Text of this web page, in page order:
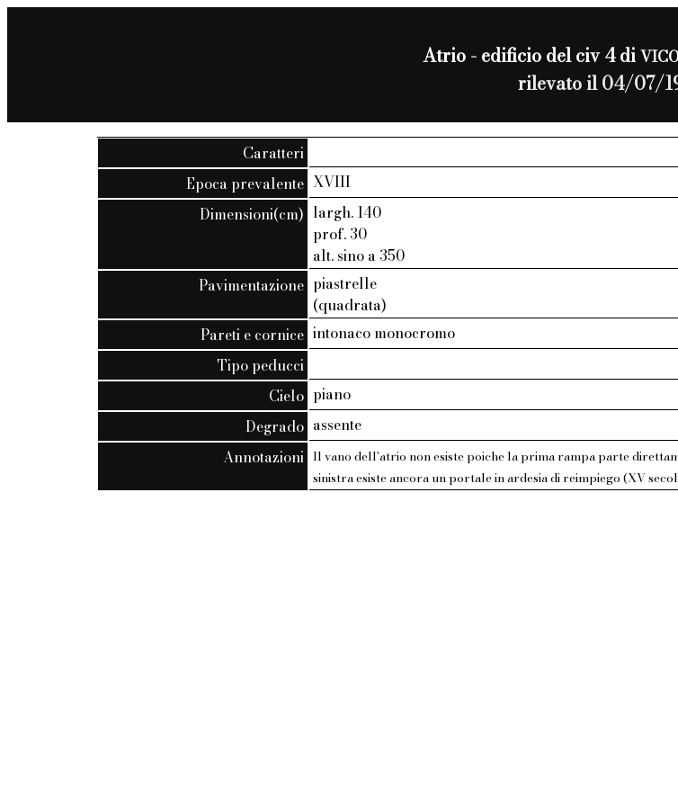
Atrio - edificio del civ 4 di
rilevato il 04/07/
Caratteri
Epoca prevalente XVIII
Dimensioni(cm) largh. 140
prof. 30
alt. sino a 350
Pavimentazione piastrelle
(quadrata)
Pareti e cornice intonaco monocromo
Tipo peducci
Cielo piano
Degrado assente
Annotazioni Il vano dell'atrio non esiste poiche la prima rampa parte
sinistra esiste ancora un portale in ardesia di reimpiego (XV